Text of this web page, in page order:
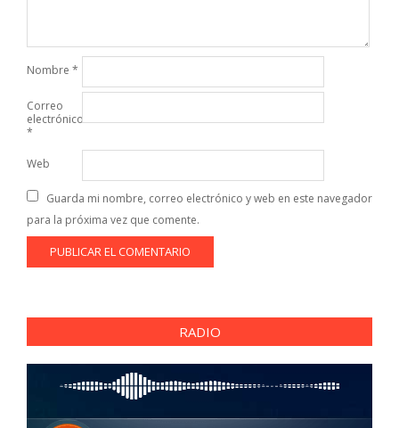
Nombre *
Correo
electrónico
*
Web
Guarda mi nombre, correo electrónico y web en este navegador
para la próxima vez que comente.
RADIO